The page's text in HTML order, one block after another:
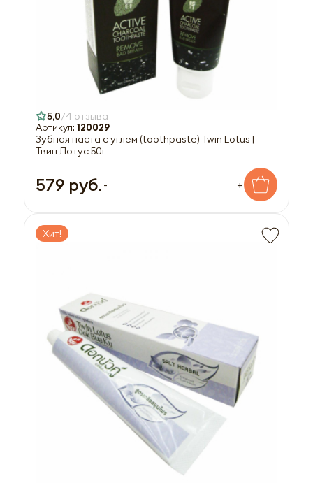
5,0 4 отзыва
Артикул: 120029
Зубная паста с углем (toothpaste) Twin Lotus |
Твин Лотус 50г
579 руб. - +
Хит!